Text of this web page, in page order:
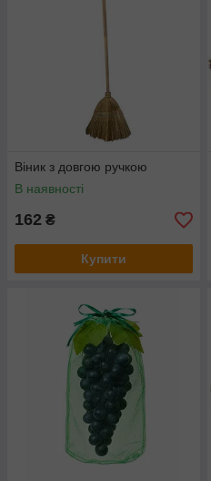
Віник з довгою ручкою
В наявності
162 ₴
Купити